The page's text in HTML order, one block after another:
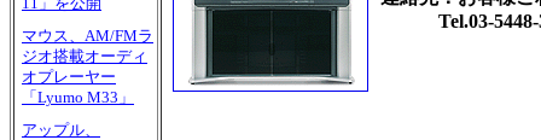
11」を公開
マウス、AM/FMラ
ジオ搭載オーディ
オプレーヤー
「Lyumo M33」
アップル、
Tel.03-5448-